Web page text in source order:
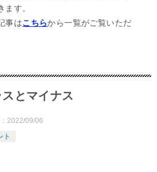
ます。
事はこちらから一覧がご覧いただ
とマイナス
2022/09/06
ト